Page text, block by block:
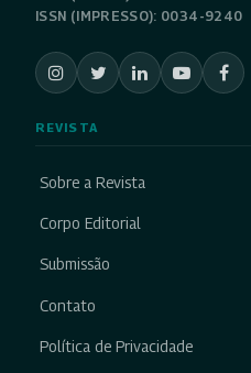
ISSN (IMPRESSO): 0034-9240
REVISTA
Sobre a Revista
Corpo Editorial
Submissão
Contato
Política de Privacidade